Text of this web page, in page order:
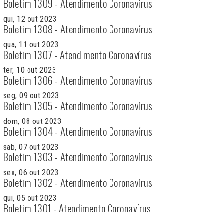
Boletim 1309 - Atendimento Coronavírus
qui, 12 out 2023
Boletim 1308 - Atendimento Coronavírus
qua, 11 out 2023
Boletim 1307 - Atendimento Coronavírus
ter, 10 out 2023
Boletim 1306 - Atendimento Coronavírus
seg, 09 out 2023
Boletim 1305 - Atendimento Coronavírus
dom, 08 out 2023
Boletim 1304 - Atendimento Coronavírus
sab, 07 out 2023
Boletim 1303 - Atendimento Coronavírus
sex, 06 out 2023
Boletim 1302 - Atendimento Coronavírus
qui, 05 out 2023
Boletim 1301 - Atendimento Coronavírus